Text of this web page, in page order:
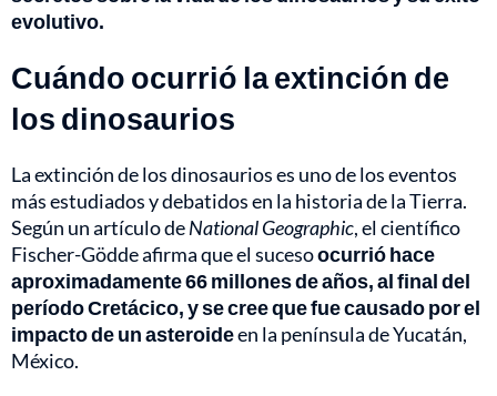
evolutivo.
Cuándo ocurrió la extinción de
los dinosaurios
La extinción de los dinosaurios es uno de los eventos
más estudiados y debatidos en la historia de la Tierra.
Según un artículo deNational Geographic, el científico
Fischer-Gödde afirma que el sucesoocurrió hace
aproximadamente 66 millones de años, al final del
período Cretácico, y se cree que fue causado por el
impacto de un asteroideen la península de Yucatán,
México.